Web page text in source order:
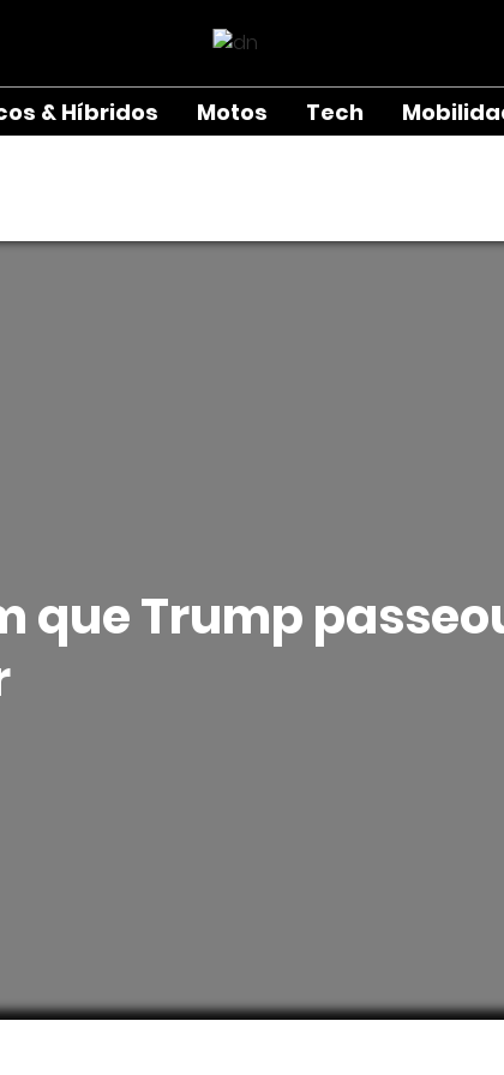
& Híbridos Motos Tech
que Trump